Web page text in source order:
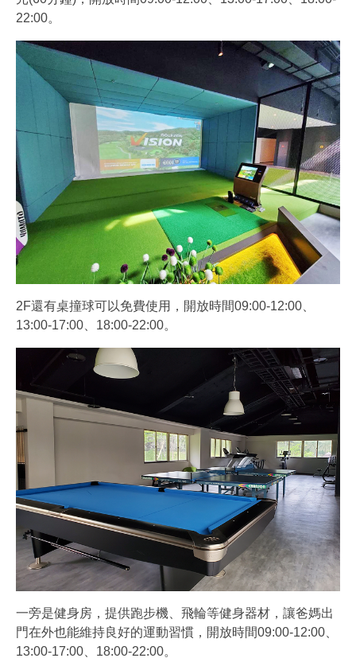
22:00。
2F還有桌撞球可以免費使用，開放時間09:00-12:00、
13:00-17:00、18:00-22:00。
一旁是健身房，提供跑步機、飛輪等健身器材，讓爸媽出
門在外也能維持良好的運動習慣，開放時間09:00-12:00、
13:00-17:00、18:00-22:00。